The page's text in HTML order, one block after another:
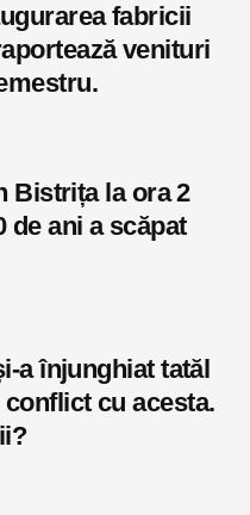
fabricii
venituri
Bistrița la ora 2
de ani a scăpat
a înjunghiat tatăl
cu acesta.